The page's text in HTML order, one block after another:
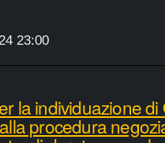
23:00
la individuazione
procedura